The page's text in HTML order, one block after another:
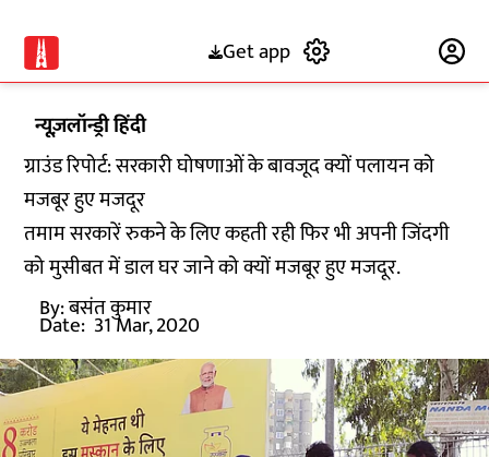
Get app
न्यूज़लॉन्ड्री हिंदी
ग्राउंड रिपोर्ट: सरकारी घोषणाओं के बावजूद क्यों पलायन को
मजबूर हुए मजदूर
तमाम सरकारें रुकने के लिए कहती रही फिर भी अपनी जिंदगी
को मुसीबत में डाल घर जाने को क्यों मजबूर हुए मजदूर.
By:बसंत कुमार
Date: 31 Mar, 2020